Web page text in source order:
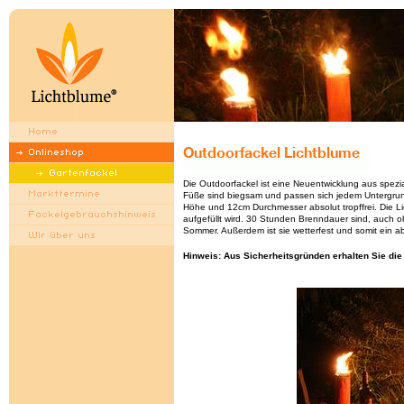
Die Outdoorfackel ist eine Neuentwicklung aus
Füße sind biegsam und passen sich jedem
Höhe und 12cm Durchmesser absolut tropffrei. Die
aufgefüllt wird. 30 Stunden Brenndauer sind, auch
Sommer. Außerdem ist sie wetterfest und somit ein
Hinweis: Aus Sicherheitsgründen erhalten Sie